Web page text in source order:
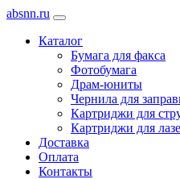
absnn.ru
Каталог
Бумага для факса
Фотобумага
Драм-юниты
Чернила для
Картриджи для
Картриджи для
Доставка
Оплата
Контакты